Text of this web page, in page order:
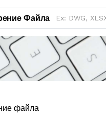
Файла
файла